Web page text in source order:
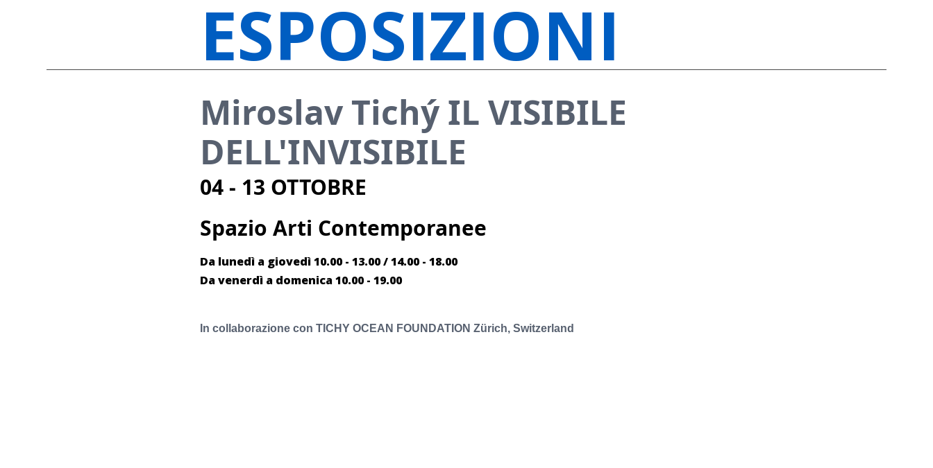
ESPOSIZIONI
Miroslav Tichý IL VISIBILE
DELL'INVISIBILE
04 - 13 OTTOBRE
Spazio Arti Contemporanee
Da lunedì a giovedì 10.00 - 13.00 / 14.00 - 18.00
Da venerdì a domenica 10.00 - 19.00
In collaborazione con TICHY OCEAN FOUNDATION Zürich, Switzerland